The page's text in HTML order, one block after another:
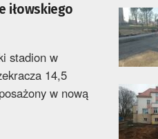
iłowskiego
stadion w
14,5
w nową